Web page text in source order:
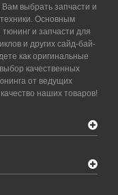
выбрать запчасти и
Основным
и запчасти для
и других сайд-бай-
как оригинальные
качественных
от ведущих
наших товаров!